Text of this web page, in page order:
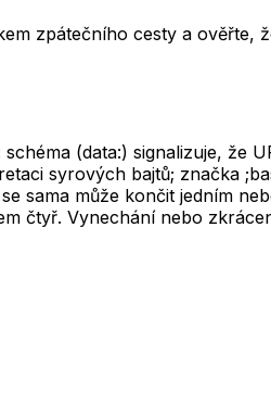
zpátečního cesty a ověřte,
(data:) signalizuje, že
syrových bajtů; značka
sama může končit jedním
čtyř. Vynechání nebo